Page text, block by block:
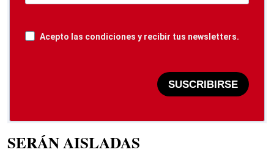
Acepto las condiciones y recibir tus newsletters.
SUSCRIBIRSE
SERÁN AISLADAS